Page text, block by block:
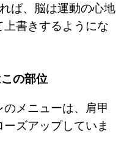
ば、脳は運動の心地
書きするようにな
の部位
メニューは、肩甲
ズアップしていま